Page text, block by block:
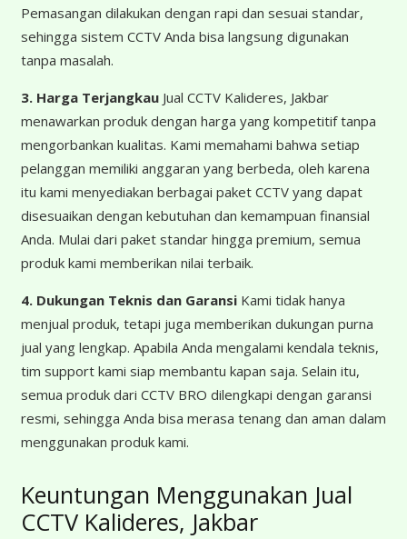
Pemasangan dilakukan dengan rapi dan sesuai standar,
sehingga sistem CCTV Anda bisa langsung digunakan
tanpa masalah.
3. Harga TerjangkauJual CCTV Kalideres, Jakbar
menawarkan produk dengan harga yang kompetitif tanpa
mengorbankan kualitas. Kami memahami bahwa setiap
pelanggan memiliki anggaran yang berbeda, oleh karena
itu kami menyediakan berbagai paket CCTV yang dapat
disesuaikan dengan kebutuhan dan kemampuan finansial
Anda. Mulai dari paket standar hingga premium, semua
produk kami memberikan nilai terbaik.
4. Dukungan Teknis dan GaransiKami tidak hanya
menjual produk, tetapi juga memberikan dukungan purna
jual yang lengkap. Apabila Anda mengalami kendala teknis,
tim support kami siap membantu kapan saja. Selain itu,
semua produk dari CCTV BRO dilengkapi dengan garansi
resmi, sehingga Anda bisa merasa tenang dan aman dalam
menggunakan produk kami.
Keuntungan Menggunakan Jual
CCTV Kalideres, Jakbar